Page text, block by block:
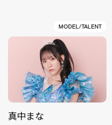
MODEL/TALENT
真中まな